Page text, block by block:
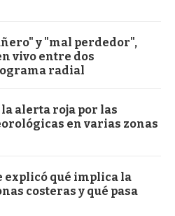
y "mal perdedor",
vivo entre dos
radial
alerta roja por las
en varias zonas
explicó qué implica la
costeras y qué pasa